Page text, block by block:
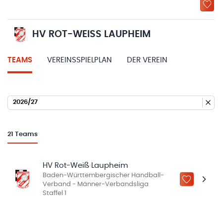
HV ROT-WEISS LAUPHEIM
TEAMS VEREINSSPIELPLAN DER VEREIN
2026/27
21 Teams
HV Rot-Weiß Laupheim
Baden-Württembergischer Handball-
Verband - Männer-Verbandsliga
Staffel 1
ZU „MEINE